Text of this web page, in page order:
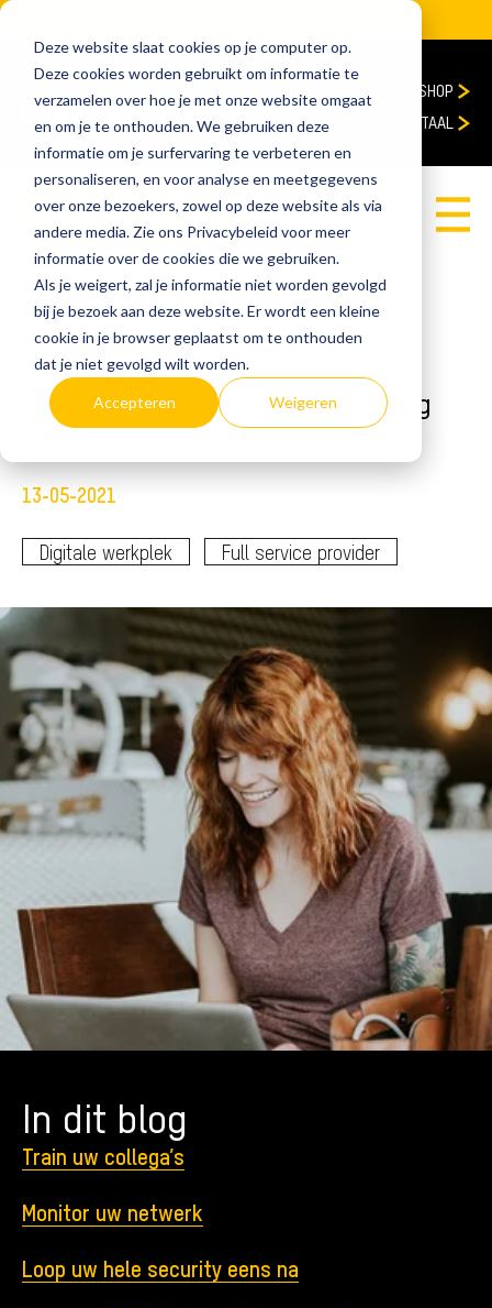
Deze website slaat cookies op je computer op.
Deze cookies worden gebruikt om informatie te
verzamelen over hoe je met onze website omgaat
en om je te onthouden. We gebruiken deze
informatie om je surfervaring te verbeteren en
personaliseren, en voor analyse en meetgegevens
over onze bezoekers, zowel op deze website als via
andere media. Zie ons Privacybeleid voor meer
informatie over de cookies die we gebruiken.
Als je weigert, zal je informatie niet worden gevolgd
bij je bezoek aan deze website. Er wordt een kleine
cookie in je browser geplaatst om te onthouden
dat je niet gevolgd wilt worden.
Accepteren Weigeren
WEBSHOP
KLANTENPORTAAL
Adviesgesprek
Blog
home Blog
Werk ook thuis en onderweg veilig
met deze handige tips
13-05-2021
Digitale werkplek Full service provider
In dit blog
Train uw collega’s
Monitor uw netwerk
Loop uw hele security eens na